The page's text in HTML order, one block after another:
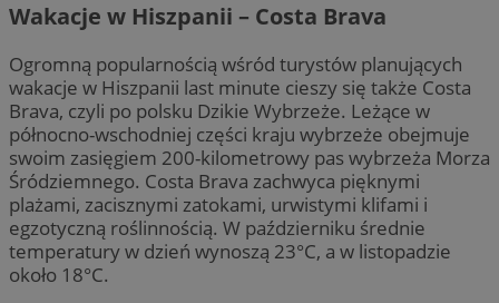
Wakacje w Hiszpanii – Costa Brava
Ogromną popularnością wśród turystów planujących
wakacje w Hiszpanii last minute cieszy się także Costa
Brava, czyli po polsku Dzikie Wybrzeże. Leżące w
północno-wschodniej części kraju wybrzeże obejmuje
swoim zasięgiem 200-kilometrowy pas wybrzeża Morza
Śródziemnego. Costa Brava zachwyca pięknymi
plażami, zacisznymi zatokami, urwistymi klifami i
egzotyczną roślinnością. W październiku średnie
temperatury w dzień wynoszą 23°C, a w listopadzie
około 18°C.